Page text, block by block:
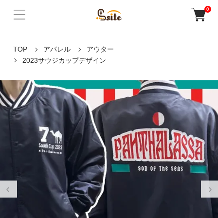
0
TOP アパレル
アウター
2023サウジカップデザイン